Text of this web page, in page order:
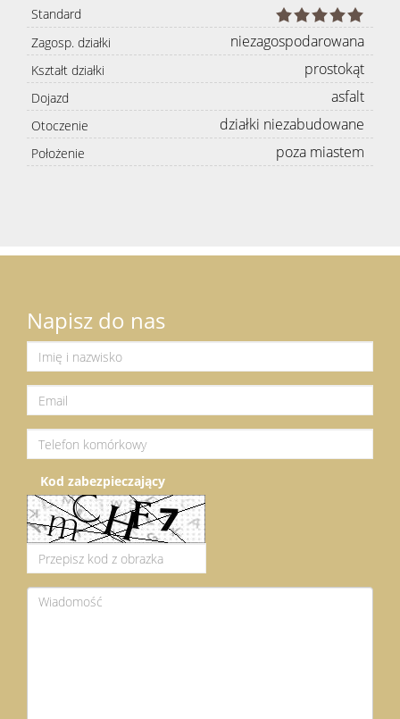
Standard
Zagosp. działki
niezagospodarowana
Kształt działki prostokąt
Dojazd asfalt
Otoczenie działki niezabudowane
Położenie poza miastem
Napisz do nas
Kod zabezpieczający